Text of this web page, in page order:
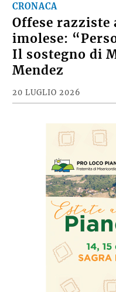
CRONACA
Offese razziste
imolese:
Il sostegno di
Mendez
20 LUGLIO 2026